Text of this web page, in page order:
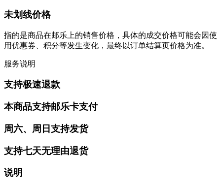
未划线价格
指的是商品在邮乐上的销售价格，具体的成交价格可能会因使
用优惠券、积分等发生变化，最终以订单结算页价格为准。
服务说明
支持极速退款
本商品支持邮乐卡支付
周六、周日支持发货
支持七天无理由退货
说明